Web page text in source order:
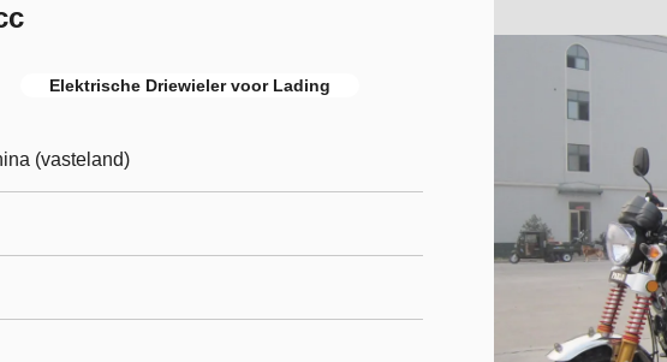
Elektrische Driewieler voor Lading
(vasteland)